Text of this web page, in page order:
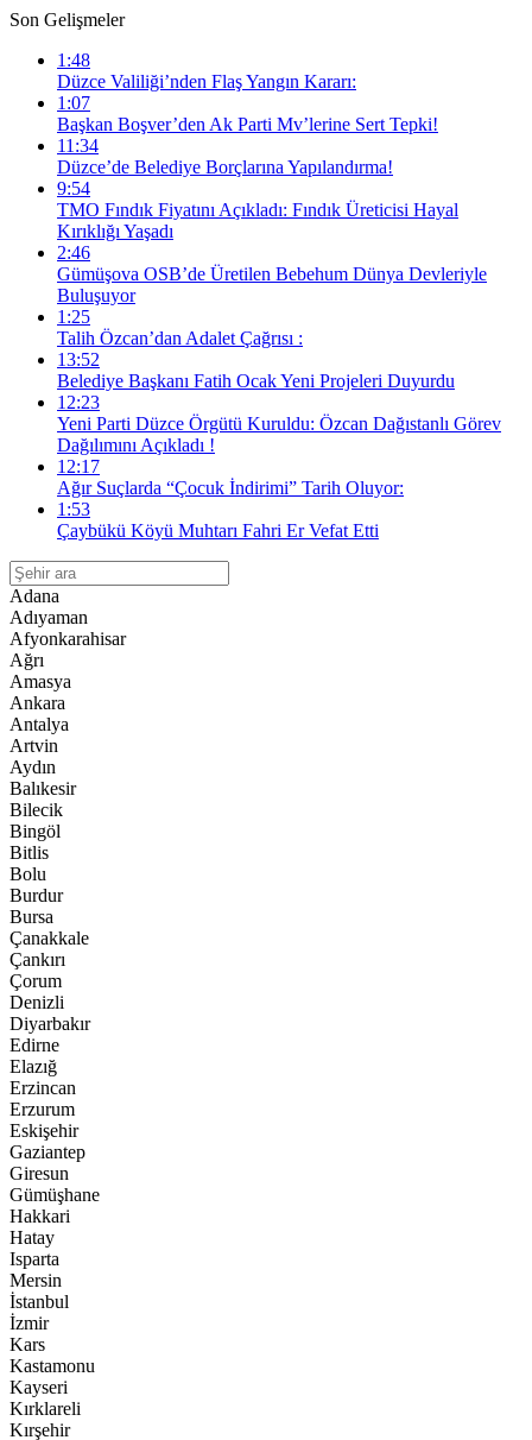
Son Gelişmeler
1:48
Düzce Valiliği’nden Flaş Yangın Kararı:
1:07
Başkan Boşver’den Ak Parti Mv’lerine Sert Tepki!
11:34
Düzce’de Belediye Borçlarına Yapılandırma!
9:54
TMO Fındık Fiyatını Açıkladı: Fındık Üreticisi Hayal
Kırıklığı Yaşadı
2:46
Gümüşova OSB’de Üretilen Bebehum Dünya Devleriyle
Buluşuyor
1:25
Talih Özcan’dan Adalet Çağrısı :
13:52
Belediye Başkanı Fatih Ocak Yeni Projeleri Duyurdu
12:23
Yeni Parti Düzce Örgütü Kuruldu: Özcan Dağıstanlı Görev
Dağılımını Açıkladı !
12:17
Ağır Suçlarda “Çocuk İndirimi” Tarih Oluyor:
1:53
Çaybükü Köyü Muhtarı Fahri Er Vefat Etti
Adana
Adıyaman
Afyonkarahisar
Ağrı
Amasya
Ankara
Antalya
Artvin
Aydın
Balıkesir
Bilecik
Bingöl
Bitlis
Bolu
Burdur
Bursa
Çanakkale
Çankırı
Çorum
Denizli
Diyarbakır
Edirne
Elazığ
Erzincan
Erzurum
Eskişehir
Gaziantep
Giresun
Gümüşhane
Hakkari
Hatay
Isparta
Mersin
İstanbul
İzmir
Kars
Kastamonu
Kayseri
Kırklareli
Kırşehir